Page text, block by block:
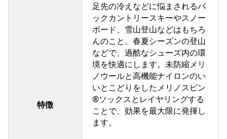
特徴
足先の冷えなどに悩まされるバ
ックカントリースキーやスノー
ボード、雪山登山などはもちろ
んのこと、春夏シーズンの登山
などで、過酷なシューズ内の環
境を快適にします。未防縮メリ
ノウールと高機能ナイロンのい
いとこどりをしたメリノスピン
®ソックスとレイヤリングする
ことで、効果を最大限に発揮し
ます。